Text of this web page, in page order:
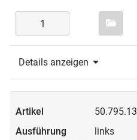
Details anzeigen
50.795.13
links